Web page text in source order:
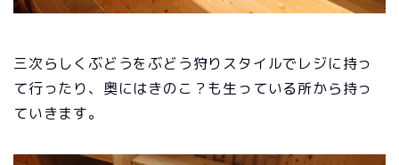
三次らしくぶどうをぶどう狩りスタイルでレジに持っ
て行ったり、奥にはきのこ？も生っている所から持っ
ていきます。